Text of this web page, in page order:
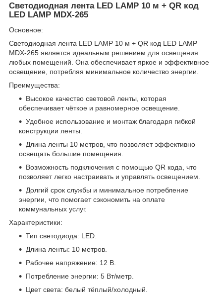
Светодиодная лента LED LAMP 10 м + QR код
LED LAMP MDX-265
Основное:
Светодиодная лента LED LAMP 10 м + QR код LED LAMP
MDX-265 является идеальным решением для освещения
любых помещений. Она обеспечивает яркое и эффективное
освещение, потребляя минимальное количество энергии.
Преимущества:
Высокое качество световой ленты, которая
обеспечивает чёткое и равномерное освещение.
Удобное использование и монтаж благодаря гибкой
конструкции ленты.
Длина ленты 10 метров, что позволяет эффективно
освещать большие помещения.
Возможность подключения с помощью QR кода, что
позволяет легко настраивать и управлять освещением.
Долгий срок службы и минимальное потребление
энергии, что помогает сэкономить на оплате
коммунальных услуг.
Характеристики:
Тип светодиода: LED.
Длина ленты: 10 метров.
Рабочее напряжение: 12 В.
Потребление энергии: 5 Вт/метр.
Цвет света: белый тёплый/холодный.